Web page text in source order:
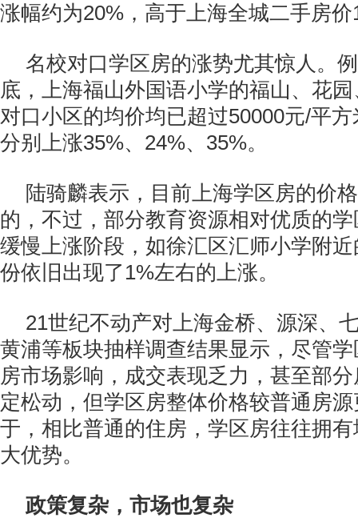
涨幅约为20%，高于上海全城二手房
名校对口学区房的涨势尤其惊人。
底，上海福山外国语小学的福山、花
对口小区的均价均已超过50000元/平
分别上涨35%、24%、35%。
陆骑麟表示，目前上海学区房的价
的，不过，部分教育资源相对优质的
缓慢上涨阶段，如徐汇区汇师小学附
份依旧出现了1%左右的上涨。
21世纪不动产对上海金桥、源深、
黄浦等板块抽样调查结果显示，尽管
房市场影响，成交表现乏力，甚至部
定松动，但学区房整体价格较普通房
于，相比普通的住房，学区房往往拥
大优势。
政策复杂，市场也复杂